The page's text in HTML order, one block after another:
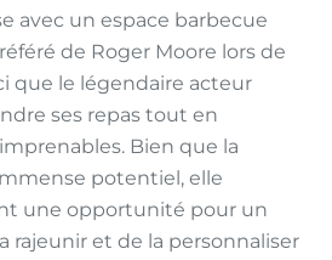
avec un espace barbecue
de Roger Moore lors de
que le légendaire acteur
ses repas tout en
Bien que la
potentiel, elle
une opportunité pour un
rajeunir et de la personnaliser